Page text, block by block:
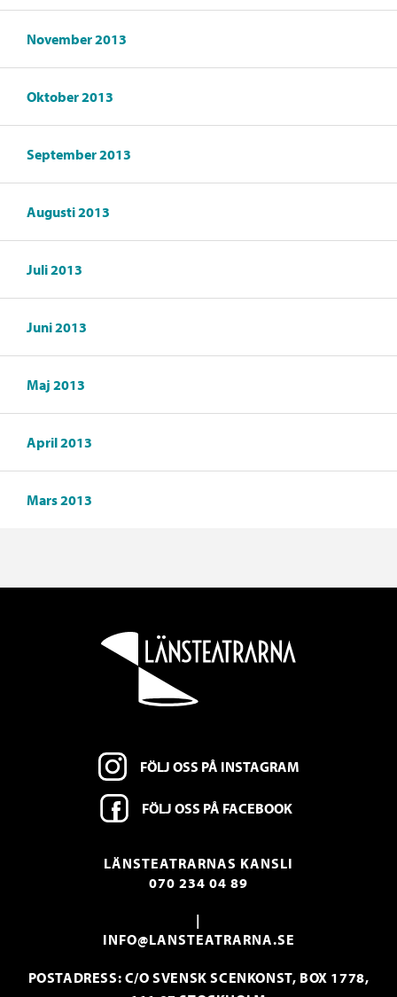
November 2013
Oktober 2013
September 2013
Augusti 2013
Juli 2013
Juni 2013
Maj 2013
April 2013
Mars 2013
FÖLJ OSS PÅ INSTAGRAM
FÖLJ OSS PÅ FACEBOOK
LÄNSTEATRARNAS KANSLI
070 234 04 89
|
INFO@LANSTEATRARNA.SE
POSTADRESS: C/O SVENSK SCENKONST, BOX 1778,